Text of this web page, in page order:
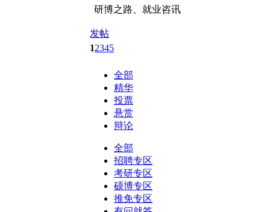
研博之路、就业咨讯
发帖
12345
全部
精华
投票
悬赏
辩论
全部
招聘专区
考研专区
硕博专区
推免专区